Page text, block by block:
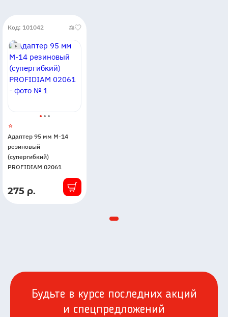
Код: 101042
Адаптер 95 мм М-14
резиновый
(супергибкий)
PROFIDIAM 02061
В
275 р.
Будьте в курсе последних акций
и спецпредложений